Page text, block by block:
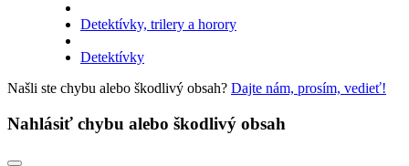
Detektívky, trilery a horory
Detektívky
Našli ste chybu alebo škodlivý obsah? Dajte nám, prosím, vedieť!
Nahlásiť chybu alebo škodlivý obsah